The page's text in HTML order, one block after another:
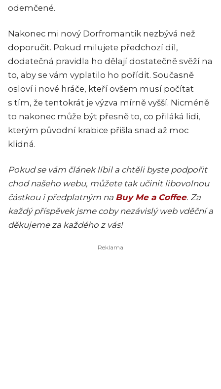
odemčené.
Nakonec mi nový Dorfromantik nezbývá než
doporučit. Pokud milujete předchozí díl,
dodatečná pravidla ho dělají dostatečně svěží na
to, aby se vám vyplatilo ho pořídit. Současně
osloví i nové hráče, kteří ovšem musí počítat
s tím, že tentokrát je výzva mírně vyšší. Nicméně
to nakonec může být přesně to, co přiláká lidi,
kterým původní krabice přišla snad až moc
klidná.
Pokud se vám článek líbil a chtěli byste podpořit
chod našeho webu, můžete tak učinit libovolnou
částkou i předplatným na Buy Me a Coffee. Za
každý příspěvek jsme coby nezávislý web vděční a
děkujeme za každého z vás!